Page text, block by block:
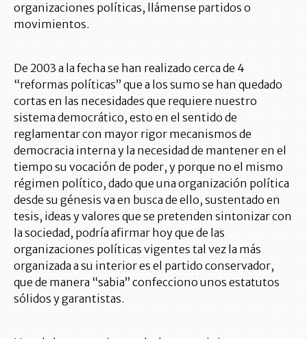
organizaciones políticas, llámense partidos o
movimientos.
De 2003 a la fecha se han realizado cerca de 4
“reformas políticas” que a los sumo se han quedado
cortas en las necesidades que requiere nuestro
sistema democrático, esto en el sentido de
reglamentar con mayor rigor mecanismos de
democracia interna y la necesidad de mantener en el
tiempo su vocación de poder, y porque no el mismo
régimen político, dado que una organización política
desde su génesis va en busca de ello, sustentado en
tesis, ideas y valores que se pretenden sintonizar con
la sociedad, podría afirmar hoy que de las
organizaciones políticas vigentes tal vez la más
organizada a su interior es el partido conservador,
que de manera “sabia” confecciono unos estatutos
sólidos y garantistas.